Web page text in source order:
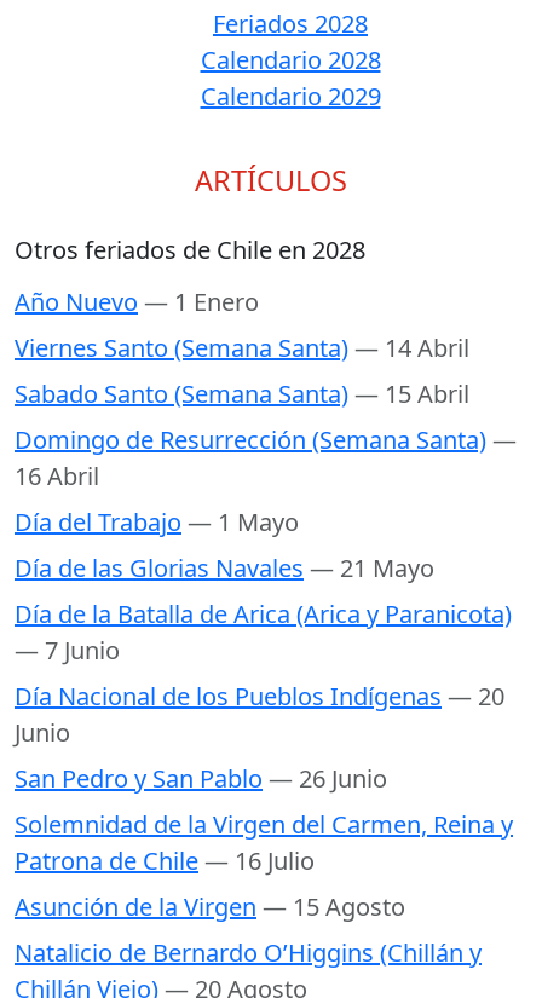
Feriados 2028
Calendario 2028
Calendario 2029
ARTÍCULOS
Otros feriados de Chile en 2028
Año Nuevo — 1 Enero
Viernes Santo (Semana Santa)— 14 Abril
Sabado Santo (Semana Santa)— 15 Abril
Domingo de Resurrección (Semana Santa)—
16 Abril
Día del Trabajo — 1 Mayo
Día de las Glorias Navales — 21 Mayo
Día de la Batalla de Arica (Arica y Paranicota)
— 7 Junio
Día Nacional de los Pueblos Indígenas — 20
Junio
San Pedro y San Pablo — 26 Junio
Solemnidad de la Virgen del Carmen, Reina y
Patrona de Chile— 16 Julio
Asunción de la Virgen — 15 Agosto
Natalicio de Bernardo O’Higgins (Chillán y
Chillán Viejo)— 20 Agosto